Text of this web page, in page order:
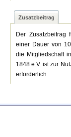
Zusatzbeitrag
Der Zusatzbeitrag
einer Dauer von
die Mitgliedschaft
1848 e.V. ist zur
erforderlich